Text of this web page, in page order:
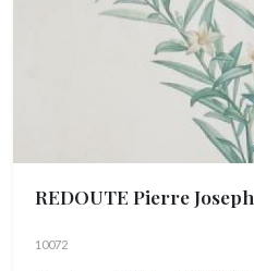
REDOUTE Pierre Joseph
10072